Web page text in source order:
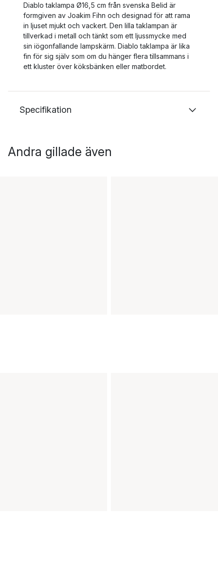
Diablo taklampa Ø16,5 cm från svenska Belid är
formgiven av Joakim Fihn och designad för att rama
in ljuset mjukt och vackert. Den lilla taklampan är
tillverkad i metall och tänkt som ett ljussmycke med
sin iögonfallande lampskärm. Diablo taklampa är lika
fin för sig själv som om du hänger flera tillsammans i
ett kluster över köksbänken eller matbordet.
Specifikation
Andra gillade även